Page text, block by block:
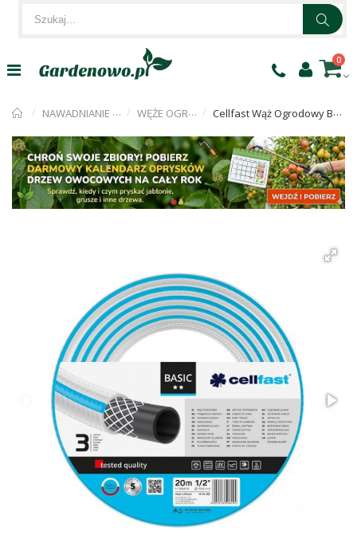
0
NAWADNIANIE OGRODU WĘŻE OGRODOWE Cellfast Wąż Ogrodowy BASIC 1/2" 20m